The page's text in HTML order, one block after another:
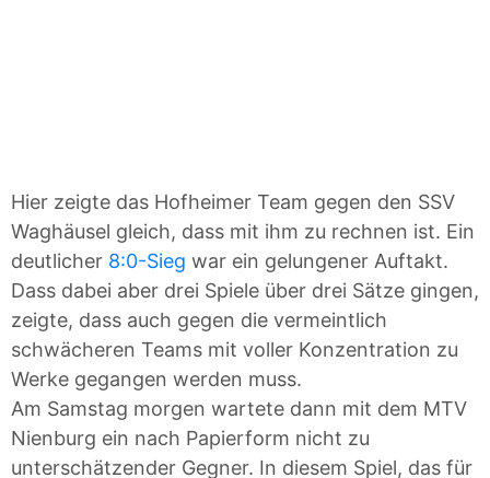
Hier zeigte das Hofheimer Team gegen den SSV
Waghäusel gleich, dass mit ihm zu rechnen ist. Ein
deutlicher 8:0-Sieg war ein gelungener Auftakt.
Dass dabei aber drei Spiele über drei Sätze gingen,
zeigte, dass auch gegen die vermeintlich
schwächeren Teams mit voller Konzentration zu
Werke gegangen werden muss.
Am Samstag morgen wartete dann mit dem MTV
Nienburg ein nach Papierform nicht zu
unterschätzender Gegner. In diesem Spiel, das für